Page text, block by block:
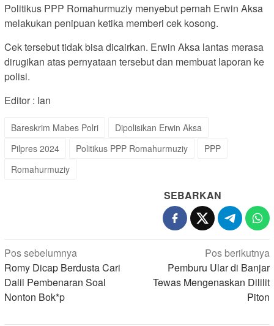
Politikus PPP Romahurmuziy menyebut pernah Erwin Aksa
melakukan penipuan ketika memberi cek kosong.
Cek tersebut tidak bisa dicairkan. Erwin Aksa lantas merasa
dirugikan atas pernyataan tersebut dan membuat laporan ke
polisi.
Editor : Ian
Bareskrim Mabes Polri
Dipolisikan Erwin Aksa
Pilpres 2024
Politikus PPP Romahurmuziy
PPP
Romahurmuziy
SEBARKAN
Navigasi
pos
Pos sebelumnya
Romy Dicap Berdusta Cari
Dalil Pembenaran Soal
Nonton Bok*p
Pos berikutnya
Pemburu Ular di Banjar
Tewas Mengenaskan Dililit
Piton